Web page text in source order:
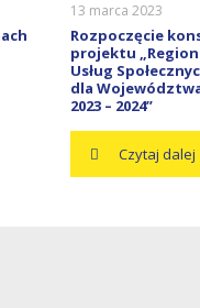
13 marca 2023
Rozpoczęcie
projektu
Usług
dla
2023 – 2024”
Czytaj dalej